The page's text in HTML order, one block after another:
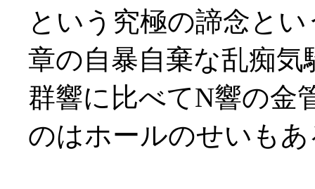
という究極の諦念と
章の自暴自棄な乱痴
群響に比べてN響の金
のはホールのせいも